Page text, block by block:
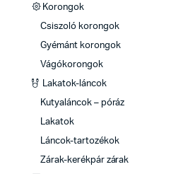
Korongok
Csiszoló korongok
Gyémánt korongok
Vágókorongok
Lakatok-láncok
Kutyaláncok – póráz
Lakatok
Láncok-tartozékok
Zárak-kerékpár zárak